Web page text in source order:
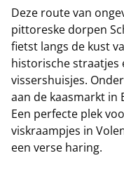
Deze route van
pittoreske dorpen
fietst langs de kust
historische straatjes
vissershuisjes.
aan de kaasmarkt in
Een perfecte plek
viskraampjes in
een verse haring.